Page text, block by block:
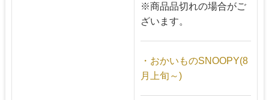
※商品品切れの場合がご
ざいます。
・おかいものSNOOPY(8
月上旬～)